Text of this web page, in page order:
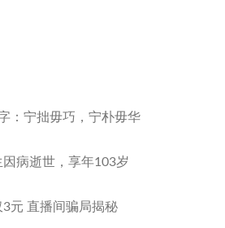
：宁拙毋巧，宁朴毋华
病逝世，享年103岁
元 直播间骗局揭秘